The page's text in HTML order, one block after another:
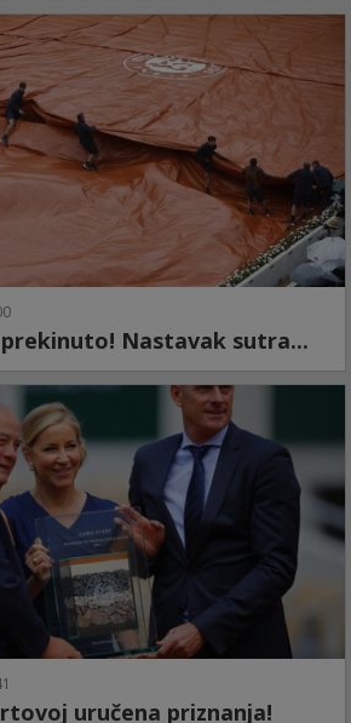
prekinuto! Nastavak sutra...
uručena priznanja!